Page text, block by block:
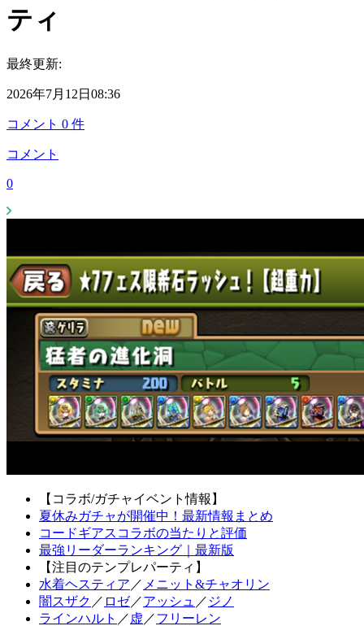
ティ
最終更新:
2026年7月12日08:36
コメント 0 件
コメント
0
【コラボ/ガチャイベント情報】
夏休みガチャが開催中！最新情報まとめ
コードギアスコラボの当たりと評価
最強リーダーランキング｜最新版
【注目のテンプレパーティ】
水着ヘスティア ／ メニット&チャオリン
闇スザク ／ ロゼ／アッシュ ／ ジノ
ラインハルト ／ 虚 ／フリーレン